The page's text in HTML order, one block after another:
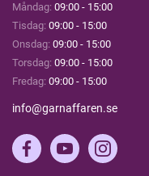
Måndag: 09:00 - 15:00
Tisdag: 09:00 - 15:00
Onsdag: 09:00 - 15:00
Torsdag: 09:00 - 15:00
Fredag: 09:00 - 15:00
info@garnaffaren.se